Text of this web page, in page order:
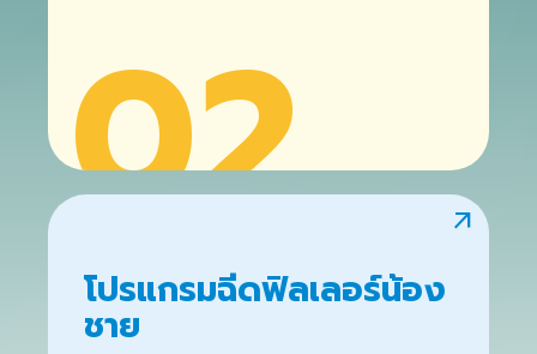
02 arrow_outward
โปรแกรมฉีดฟิลเลอร์น้อง
ชาย